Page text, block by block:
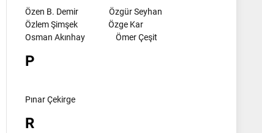
Özen B. Demir
Özgür Seyhan
Özlem Şimşek
Özge Kar
Osman Akınhay
Ömer Çeşit
P
Pınar Çekirge
R